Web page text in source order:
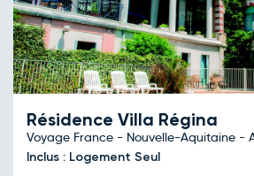
Résidence Villa Régina
Voyage France - Nouvelle-Aquitaine -
Inclus : Logement Seul